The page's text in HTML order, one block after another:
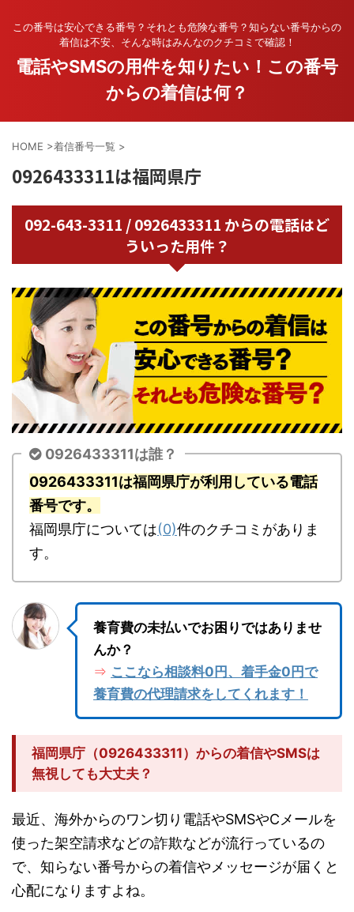
この番号は安心できる番号？それとも危険な番号？知らない番号からの
着信は不安、そんな時はみんなのクチコミで確認！
電話やSMSの用件を知りたい！この番号
からの着信は何？
HOME >着信番号一覧 >
0926433311は福岡県庁
092-643-3311 / 0926433311 からの電話はど
ういった用件？
0926433311は誰？
0926433311は福岡県庁が利用している電話
番号です。
福岡県庁については(0)件のクチコミがありま
す。
養育費の未払いでお困りではありませ
んか？
⇒ ここなら相談料0円、着手金0円で
養育費の代理請求をしてくれます！
福岡県庁（0926433311）からの着信やSMSは
無視しても大丈夫？
最近、海外からのワン切り電話やSMSやCメールを
使った架空請求などの詐欺などが流行っているの
で、知らない番号からの着信やメッセージが届くと
心配になりますよね。